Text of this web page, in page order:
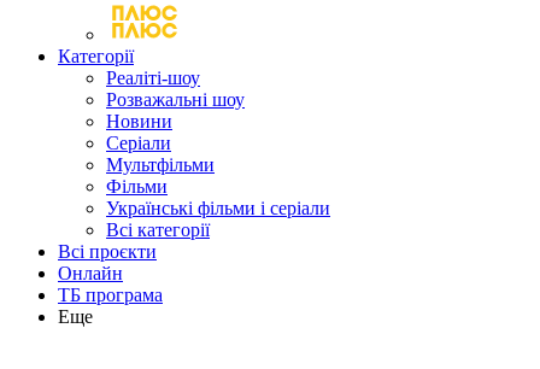
Категорії
Реаліті-шоу
Розважальні шоу
Новини
Серіали
Мультфільми
Фільми
Українські фільми і серіали
Всі категорії
Всі проєкти
Онлайн
ТБ програма
Еще